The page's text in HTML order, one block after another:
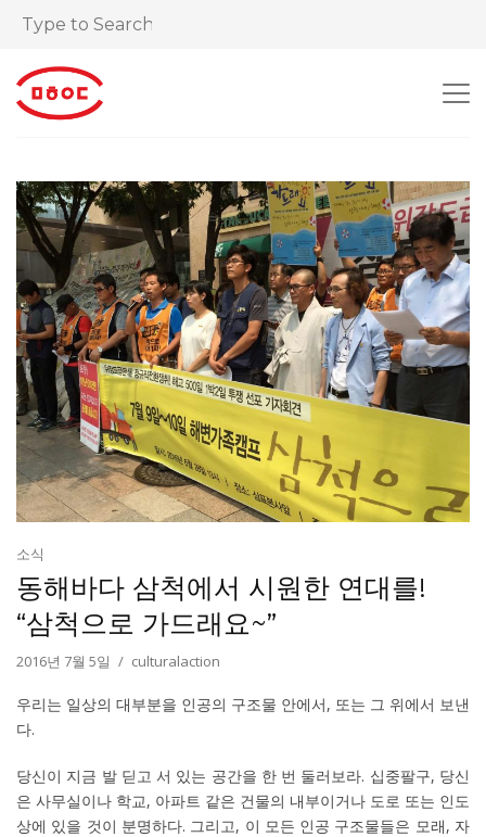
소식
동해바다 삼척에서 시원한 연대를!
“삼척으로 가드래요~”
2016년 7월 5일 culturalaction
우리는 일상의 대부분을 인공의 구조물 안에서, 또는 그 위에서 보낸
다.
당신이 지금 발 딛고 서 있는 공간을 한 번 둘러보라. 십중팔구, 당신
은 사무실이나 학교, 아파트 같은 건물의 내부이거나 도로 또는 인도
상에 있을 것이 분명하다. 그리고, 이 모든 인공 구조물들은 모래, 자